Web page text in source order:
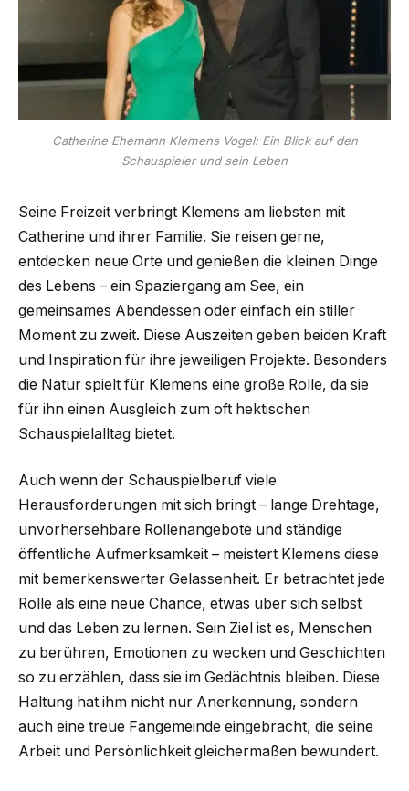
Catherine Ehemann Klemens Vogel: Ein Blick auf den
Schauspieler und sein Leben
Seine Freizeit verbringt Klemens am liebsten mit
Catherine und ihrer Familie. Sie reisen gerne,
entdecken neue Orte und genießen die kleinen Dinge
des Lebens – ein Spaziergang am See, ein
gemeinsames Abendessen oder einfach ein stiller
Moment zu zweit. Diese Auszeiten geben beiden Kraft
und Inspiration für ihre jeweiligen Projekte. Besonders
die Natur spielt für Klemens eine große Rolle, da sie
für ihn einen Ausgleich zum oft hektischen
Schauspielalltag bietet.
Auch wenn der Schauspielberuf viele
Herausforderungen mit sich bringt – lange Drehtage,
unvorhersehbare Rollenangebote und ständige
öffentliche Aufmerksamkeit – meistert Klemens diese
mit bemerkenswerter Gelassenheit. Er betrachtet jede
Rolle als eine neue Chance, etwas über sich selbst
und das Leben zu lernen. Sein Ziel ist es, Menschen
zu berühren, Emotionen zu wecken und Geschichten
so zu erzählen, dass sie im Gedächtnis bleiben. Diese
Haltung hat ihm nicht nur Anerkennung, sondern
auch eine treue Fangemeinde eingebracht, die seine
Arbeit und Persönlichkeit gleichermaßen bewundert.